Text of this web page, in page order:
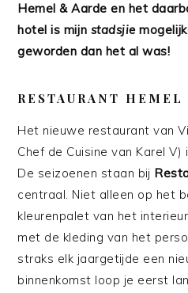
Hemel & Aarde en het
hotel is mijn stadsjie
geworden dan het al was!
RESTAURANT
Het nieuwe restaurant van
Chef de Cuisine van Karel
De seizoenen staan bij
centraal. Niet alleen op het
kleurenpalet van het
met de kleding van het
straks elk jaargetijde een
binnenkomst loop je eerst